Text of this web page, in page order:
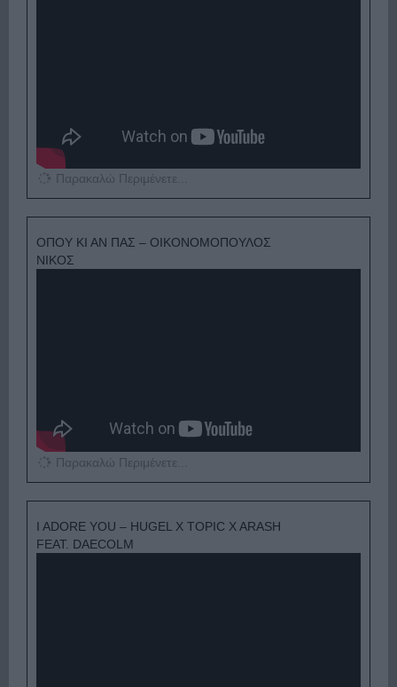
Παρακαλώ Περιμένετε...
ΟΠΟΥ ΚΙ ΑΝ ΠΑΣ – ΟΙΚΟΝΟΜΟΠΟΥΛΟΣ
ΝΙΚΟΣ
Παρακαλώ Περιμένετε...
I ADORE YOU – HUGEL X TOPIC X ARASH
FEAT. DAECOLM